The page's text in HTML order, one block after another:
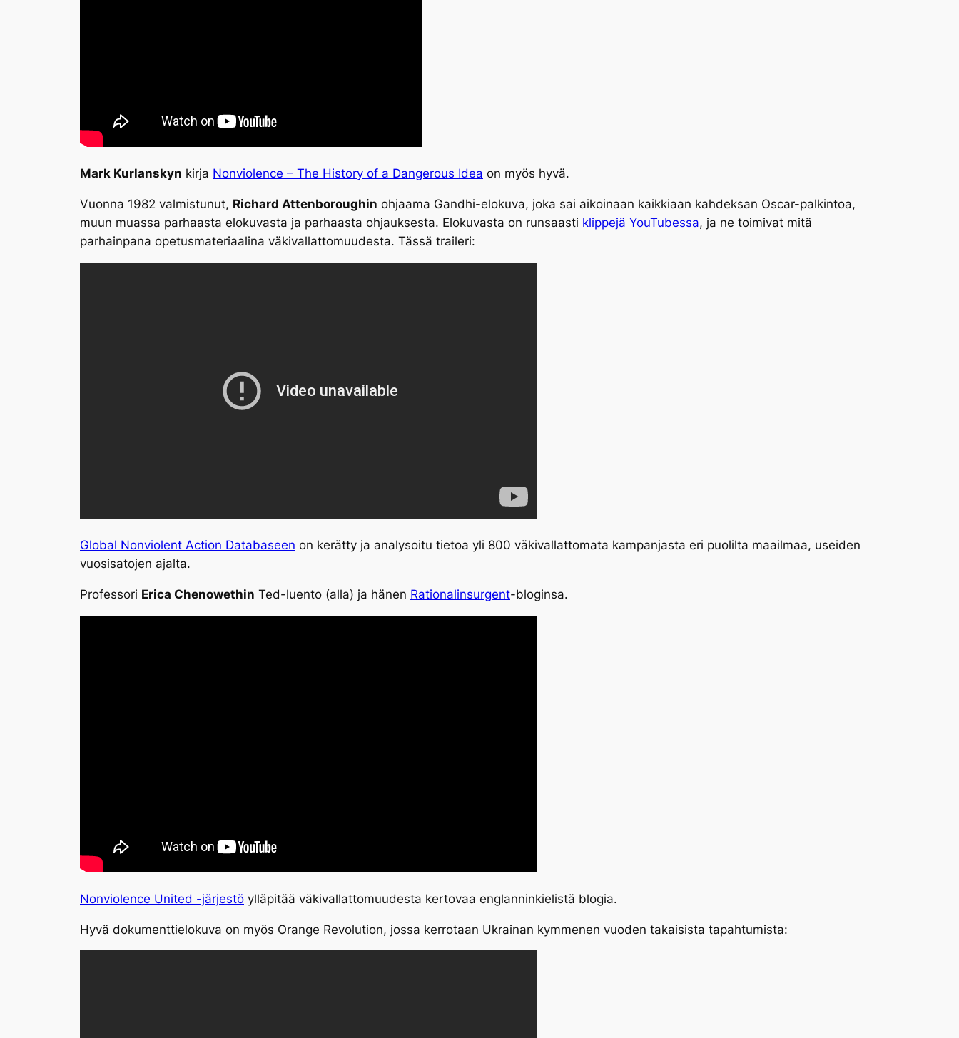
Mark Kurlanskyn kirja Nonviolence – The History of a Dangerous Idea on myös hyvä.
Vuonna 1982 valmistunut, Richard Attenboroughin ohjaama Gandhi-elokuva, joka sai aikoinaan kaikkiaan kahdeksan Oscar-palkintoa,
muun muassa parhaasta elokuvasta ja parhaasta ohjauksesta. Elokuvasta on runsaasti klippejä YouTubessa, ja ne toimivat mitä
parhainpana opetusmateriaalina väkivallattomuudesta. Tässä traileri:
Global Nonviolent Action Databaseen on kerätty ja analysoitu tietoa yli 800 väkivallattomata kampanjasta eri puolilta maailmaa, useiden
vuosisatojen ajalta.
Professori Erica Chenowethin Ted-luento (alla) ja hänen Rationalinsurgent-bloginsa.
Nonviolence United -järjestö ylläpitää väkivallattomuudesta kertovaa englanninkielistä blogia.
Hyvä dokumenttielokuva on myös Orange Revolution, jossa kerrotaan Ukrainan kymmenen vuoden takaisista tapahtumista: